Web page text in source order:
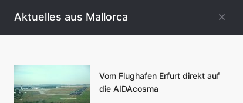
Aktuelles aus Mallorca
Vom Flughafen Erfurt direkt auf
die AIDAcosma